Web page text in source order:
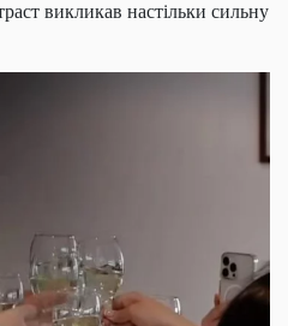
викликав настільки сильну